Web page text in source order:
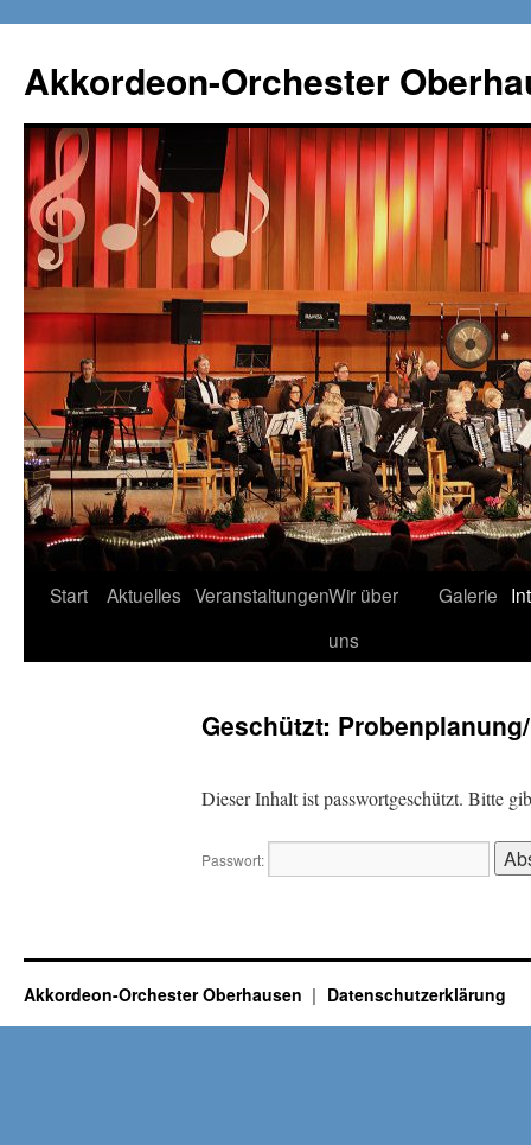
springen
Akkordeon-Orchester
Start Aktuelles VeranstaltungenWir über
uns
Galerie
Geschützt:
Dieser Inhalt ist passwortgeschützt. Bitte
Passwort:
Akkordeon-Orchester Oberhausen Datenschutzerklärung